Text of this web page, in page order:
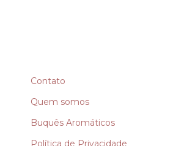
Contato
Quem somos
Buquês Aromáticos